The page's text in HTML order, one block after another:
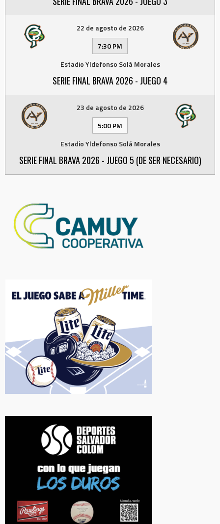
22 de agosto de 2026
7:30 PM
Estadio Yldefonso Solá Morales
SERIE FINAL BRAVA 2026 - JUEGO 4
23 de agosto de 2026
5:00 PM
Estadio Yldefonso Solá Morales
SERIE FINAL BRAVA 2026 - JUEGO 5 (DE SER NECESARIO)